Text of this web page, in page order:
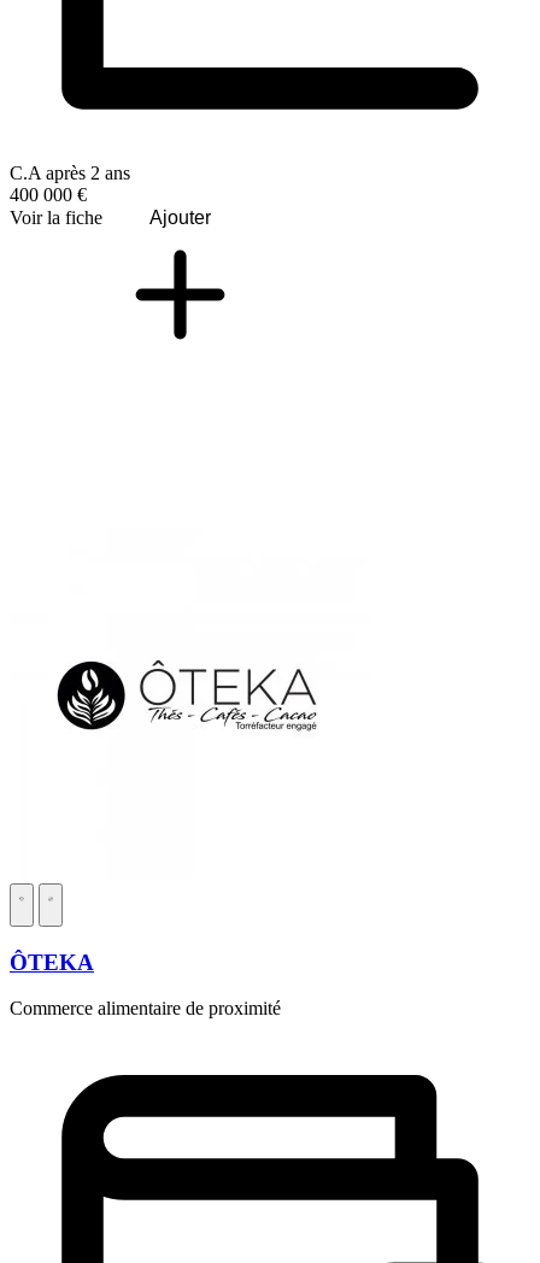
C.A après 2 ans
400 000 €
Voir la fiche
Ajouter
ÔTEKA
Commerce alimentaire de proximité